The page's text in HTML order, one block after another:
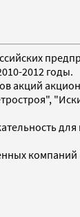
2012 годы.
акций